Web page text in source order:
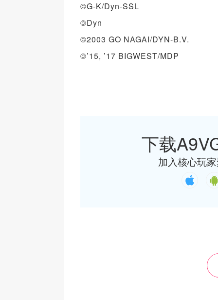
©G-K/Dyn-SSL
©Dyn
©2003 GO NAGAI/DYN-B.V.
©’15, ’17 BIGWEST/MDP
下载
加入核心玩